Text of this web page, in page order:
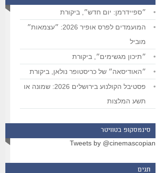
״ספיידרמן: יום חדש״, ביקורת
המועמדים לפרס אופיר 2026: ״עצמאות״
מוביל
״תיכון מגשימים״, ביקורת
״האודיסאה״ של כריסטופר נולאן, ביקורת
פסטיבל הקולנוע בירושלים 2026: שמונה או
תשע המלצות
סינמסקופ בטוויטר
Tweets by @cinemascopian
תגים